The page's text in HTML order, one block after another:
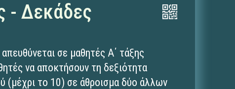
- Δεκάδες
σε μαθητές Α΄ τάξης
να αποκτήσουν τη δεξιότητα
(μέχρι το 10) σε άθροισμα δύο άλλων